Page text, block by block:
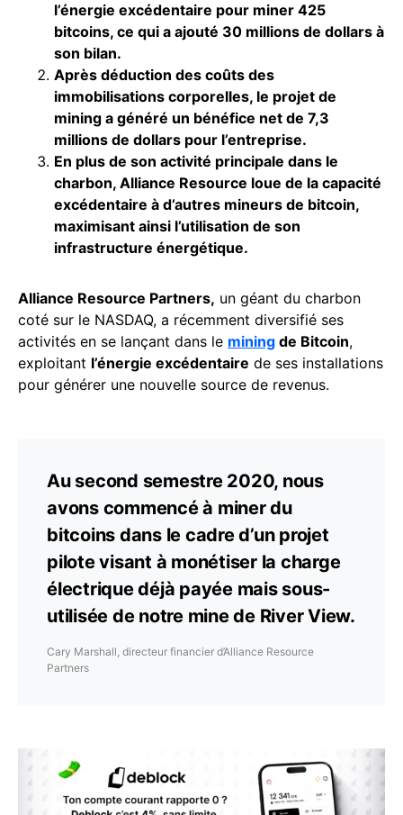
l’énergie excédentaire pour miner 425
bitcoins, ce qui a ajouté 30 millions de dollars à
son bilan.
Après déduction des coûts des
immobilisations corporelles, le projet de
mining a généré un bénéfice net de 7,3
millions de dollars pour l’entreprise.
En plus de son activité principale dans le
charbon, Alliance Resource loue de la capacité
excédentaire à d’autres mineurs de bitcoin,
maximisant ainsi l’utilisation de son
infrastructure énergétique.
Alliance Resource Partners, un géant du charbon
coté sur le NASDAQ, a récemment diversifié ses
activités en se lançant dans le mining de Bitcoin,
exploitant l’énergie excédentaire de ses installations
pour générer une nouvelle source de revenus.
Au second semestre 2020, nous
avons commencé à miner du
bitcoins dans le cadre d’un projet
pilote visant à monétiser la charge
électrique déjà payée mais sous-
utilisée de notre mine de River View.
Cary Marshall, directeur financier d’Alliance Resource
Partners